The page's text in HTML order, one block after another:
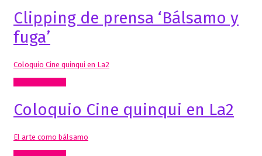
Clipping de prensa ‘Bálsamo y
fuga’
Coloquio Cine quinqui en La2
Coloquio Cine quinqui en La2
El arte como bálsamo